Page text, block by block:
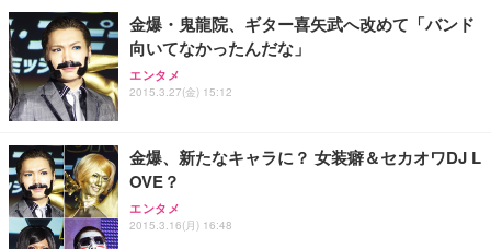
(黒網+黒枠+黒足)
￥5,699
SIHOO B100 オフィスチェア／デスクチェア メッシ
Sezlife オフィスチェア デスクチェア 疲れない テレ
ワーク チェア 強化バックレスト 30度ロッキング機
￥105,595
EIZO ビジネス向けプレミアムモニター | FlexScan
EV2740X-WT | 27.0型4K UHD・USB Type-C・ホワ
￥109,572
【純正品】27"ゲーミングモニター DualSense 充電
フック付き（CFI-ZDM1J）
￥3,373
Amazonベーシック ペットシーツ 厚型 ワイド 42枚
ネオ・ルーライフ ネオ・オムツ L 中型犬用 26枚入
金爆・鬼龍院、ギター喜矢武へ改めて「バンド
向いてなかったんだな」
エンタメ
2015.3.27(金) 15:12
金爆、新たなキャラに？ 女装癖＆セカオワDJ L
OVE？
エンタメ
2015.3.16(月) 16:48